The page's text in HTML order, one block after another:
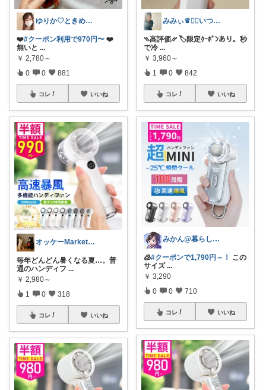
ゆりか♡ときめく暮らしと服✨️
❤️#クーポン利用で970円〜 ❤️
無いと ...
￥ 2,780～
0 0 881
コレ いいね
オッケーMarket🎀🛒
毎年どんどん暑くなる夏…。普
通のハンディフ ...
￥ 2,980～
1 0 318
コレ いいね
みみぃ♛👯‍♀️いつもありがとう🎪
⳹高評価⳼ 🏷️限定ｸｰﾎﾟﾝあり。秒
で冷 ...
￥ 3,960～
1 0 842
コレ いいね
みかん@暮らしのもの／暑さ対策に全力⛱️
🧊#クーポンで1,790円～！
この
サイズ ...
￥ 3,290
0 0 710
コレ いいね